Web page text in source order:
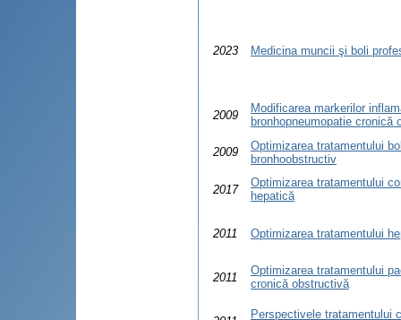
2023 Medicina muncii şi boli
2009
Modificarea markerilor
bronhopneumopatie cronică
2009
Optimizarea tratamentului
bronhoobstructiv
2017
Optimizarea tratamentului
hepatică
2011 Optimizarea tratamentului
2011
Optimizarea tratamentului
cronică obstructivă
Perspectivele tratamentului